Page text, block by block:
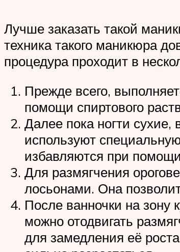
Лучше заказать такой
техника такого маникюра
процедура проходит в
Прежде всего,
помощи спиртового
Далее пока ногти
используют
избавляются при
Для размягчения
лосьонами. Она
После ванночки на зону
можно отодвигать
для замедления её